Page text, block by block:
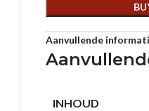
Aanvullende
INHOUD